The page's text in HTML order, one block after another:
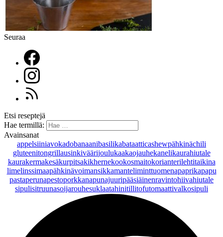
Seuraa
Etsi reseptejä
Hae termillä:
Avainsanat
appelsiiniavokadobanaanibasilikabataatticashewpähkinächili
gluteenitongrillausinkiväärijoulukaakaojauhekanelikaurahiutale
kaurakermakesäkurpitsakikhernekookosmaitokorianterilehtitaikina
limelinssimaapähkinävoimansikkamanteliminttuomenapaprikapapu
pastaperunapestoporkkanapunajuuripääsiäinenravintohiivahiutale
sipulisitruunasoijarouhesuklaatahinitillitofutomaattivalkosipuli